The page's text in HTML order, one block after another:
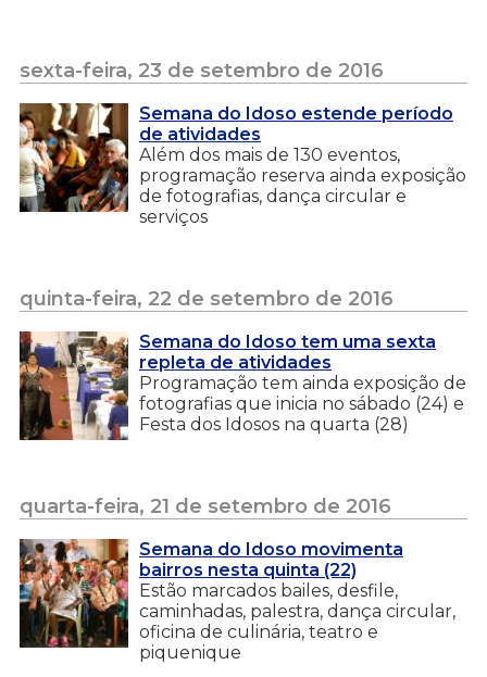
sexta-feira, 23 de setembro de 2016
Semana do Idoso estende período
de atividades
Além dos mais de 130 eventos,
programação reserva ainda exposição
de fotografias, dança circular e
serviços
quinta-feira, 22 de setembro de 2016
Semana do Idoso tem uma sexta
repleta de atividades
Programação tem ainda exposição de
fotografias que inicia no sábado (24) e
Festa dos Idosos na quarta (28)
quarta-feira, 21 de setembro de 2016
Semana do Idoso movimenta
bairros nesta quinta (22)
Estão marcados bailes, desfile,
caminhadas, palestra, dança circular,
oficina de culinária, teatro e
piquenique